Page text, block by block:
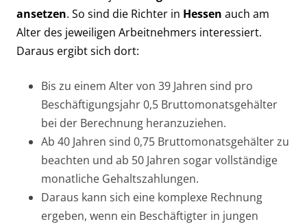
ansetzen. So sind die Richter in Hessen auch am
Alter des jeweiligen Arbeitnehmers interessiert.
Daraus ergibt sich dort:
Bis zu einem Alter von 39 Jahren sind pro
Beschäftigungsjahr 0,5 Bruttomonatsgehälter
bei der Berechnung heranzuziehen.
Ab 40 Jahren sind 0,75 Bruttomonatsgehälter zu
beachten und ab 50 Jahren sogar vollständige
monatliche Gehaltszahlungen.
Daraus kann sich eine komplexe Rechnung
ergeben, wenn ein Beschäftigter in jungen